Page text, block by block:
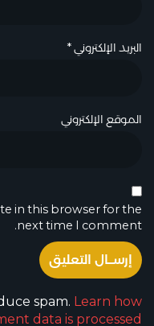
البريد الإلكتروني*
الموقع الإلكتروني
in this browser for the
next time I comment.
spam. Learn how
data is processed.